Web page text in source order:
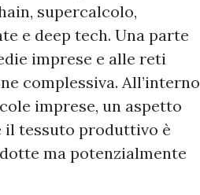
supercalcolo,
e deep tech. Una parte
imprese e alle reti
complessiva. All’interno
imprese, un aspetto
il tessuto produttivo è
ma potenzialmente